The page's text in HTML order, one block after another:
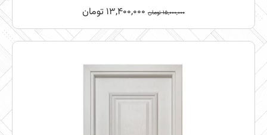
15,000,000 تومان 13,400,000 تومان